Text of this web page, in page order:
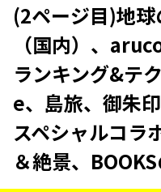
(2ページ目)地
（国内）、
ランキング&テ
e、島旅、御朱
スペシャルコラ
＆絶景、